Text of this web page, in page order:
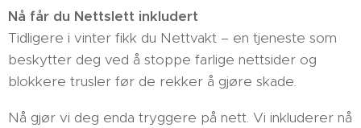
Nå får du Nettslett inkludert
Tidligere i vinter fikk du Nettvakt – en tjeneste som
beskytter deg ved å stoppe farlige nettsider og
blokkere trusler før de rekker å gjøre skade.
Nå gjør vi deg enda tryggere på nett. Vi inkluderer nå